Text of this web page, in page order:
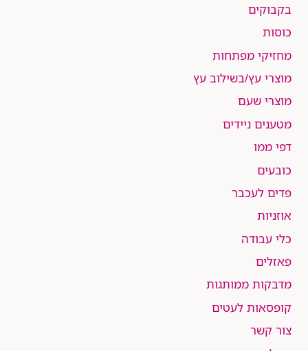
בקבוקים
כוסות
מחזיקי מפתחות
מוצרי עץ/בשילוב עץ
מוצרי שעם
מטענים ניידים
דפי ממו
כובעים
פדים לעכבר
אוזניות
כלי עבודה
פאזלים
מדבקות ממותגות
קופסאות לעטים
צור קשר